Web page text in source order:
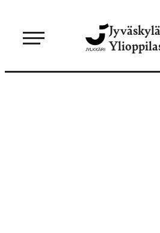
sisältöön